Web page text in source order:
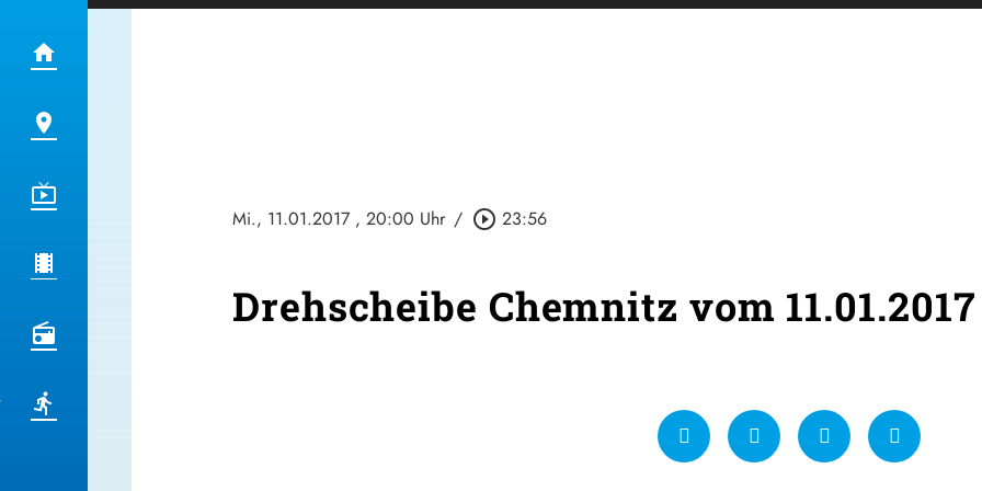
Mi., 11.01.2017 , 20:00 Uhr / play_circle_outline 23:56
Drehscheibe Chemnitz vom 11.01.2017